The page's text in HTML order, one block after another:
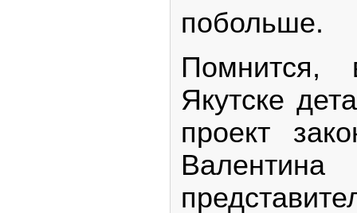
побольше.
Якутске
проект